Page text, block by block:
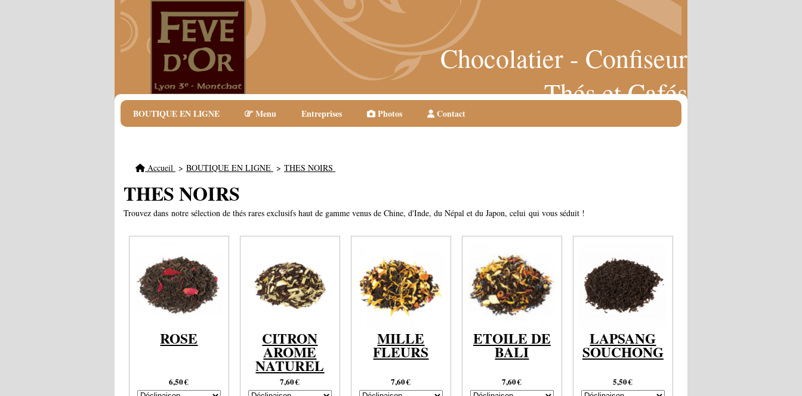
Chocolatier - Confiseur
Thés et Cafés
BOUTIQUE EN LIGNE Menu Entreprises Photos Contact
Accueil BOUTIQUE EN LIGNE THES NOIRS
THES NOIRS
Trouvez dans notre sélection de thés rares exclusifs haut de gamme venus de Chine, d'Inde, du Népal et du Japon, celui qui vous séduit !
ROSE
6,50€
CITRON
AROME
NATUREL
7,60€
MILLE
FLEURS
7,60€
ETOILE DE
BALI
7,60€
LAPSANG
SOUCHONG
5,50€